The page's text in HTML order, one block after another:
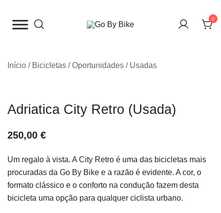
para
0
Início / Bicicletas /Oportunidades / Usadas
Adriatica City Retro (Usada)
250,00 €
Um regalo à vista. A City Retro é uma das bicicletas mais
procuradas da Go By Bike e a razão é evidente. A cor, o
formato clássico e o conforto na condução fazem desta
bicicleta uma opção para qualquer ciclista urbano.